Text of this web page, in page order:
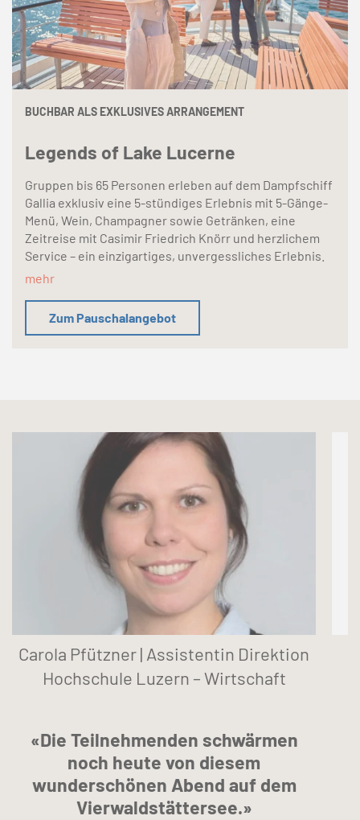
BUCHBAR ALS EXKLUSIVES ARRANGEMENT
Legends of Lake Lucerne
Gruppen bis 65 Personen erleben auf dem Dampfschiff
Gallia exklusiv eine 5-stündiges Erlebnis mit 5-Gänge-
Menü, Wein, Champagner sowie Getränken, eine
Zeitreise mit Casimir Friedrich Knörr und herzlichem
Service – ein einzigartiges, unvergessliches Erlebnis.
mehr
Zum Pauschalangebot
Carola Pfützner | Assistentin Direktion
Hochschule Luzern – Wirtschaft
«Die Teilnehmenden schwärmen
noch heute von diesem
wunderschönen Abend auf dem
Vierwaldstättersee.»